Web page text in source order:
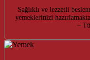
Sağlıklı ve lezzetli
yemeklerinizi
–